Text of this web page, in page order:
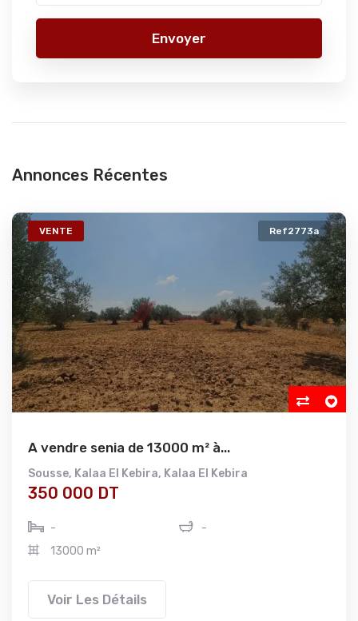
Envoyer
Annonces Récentes
VENTE Ref2773a
A vendre senia de 13000 m² à...
Sousse, Kalaa El Kebira, Kalaa El Kebira
350 000 DT
-
-
13000 m²
Voir Les Détails